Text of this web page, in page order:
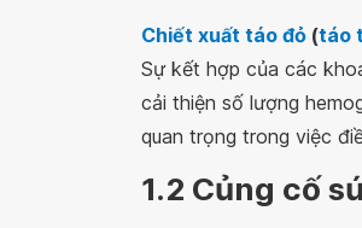
Chiết xuất táo đỏ (táo
Sự kết hợp của các
cải thiện số lượng
quan trọng trong việc
1.2 Củng cố